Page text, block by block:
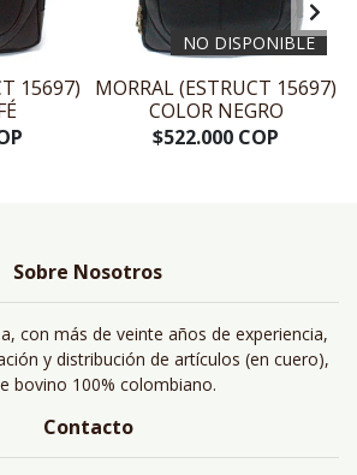
15697)
NO DISPONIBLE
MORRAL (ESTRUCT 15697)
COLOR NEGRO
$522.000 COP
Sobre Nosotros
con más de veinte años de experiencia,
y distribución de artículos (en cuero),
bovino 100% colombiano.
Contacto